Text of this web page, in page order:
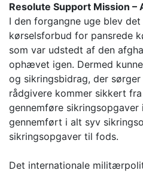
Resolute Support Mission –
I den forgangne uge blev
kørselsforbud for pansrede
som var udstedt af den
ophævet igen. Dermed
og sikringsbidrag, der
rådgivere kommer sikkert
gennemføre sikringsopgaver
gennemført i alt syv
sikringsopgaver til fods.
Det internationale